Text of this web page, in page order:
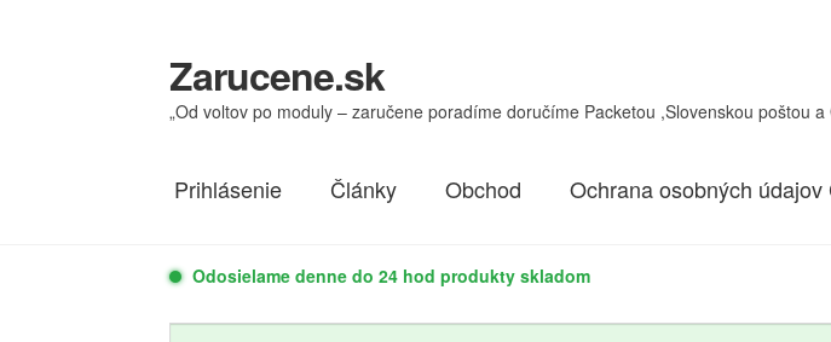
Preskočiť
na
navigáciu
Preskočiť
na
obsah
Zarucene.sk
„Od voltov po moduly – zaručene poradíme doručíme Packetou ,Slovenskou poštou a
Prihlásenie Články Obchod Ochrana osobných údajov
Odosielame denne do 24 hod produkty skladom